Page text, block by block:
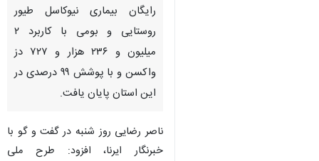
رایگان بیماری نیوکاسل طیور
روستایی و بومی با کاربرد ۲
میلیون و ۲۳۶ هزار و ۷۲۷ دز
واکسن و با پوشش ۹۹ درصدی در
این استان پایان یافت.
ناصر رضایی روز شنبه در گفت و گو با
خبرنگار ایرنا، افزود: طرح ملی